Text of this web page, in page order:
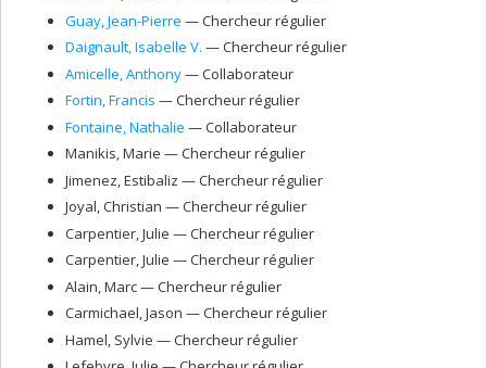
Guay, Jean-Pierre — Chercheur régulier
Daignault, Isabelle V. — Chercheur régulier
Amicelle, Anthony— Collaborateur
Fortin, Francis — Chercheur régulier
Fontaine, Nathalie — Collaborateur
Manikis, Marie — Chercheur régulier
Jimenez, Estibaliz — Chercheur régulier
Joyal, Christian — Chercheur régulier
Carpentier, Julie — Chercheur régulier
Carpentier, Julie — Chercheur régulier
Alain, Marc— Chercheur régulier
Carmichael, Jason — Chercheur régulier
Hamel, Sylvie — Chercheur régulier